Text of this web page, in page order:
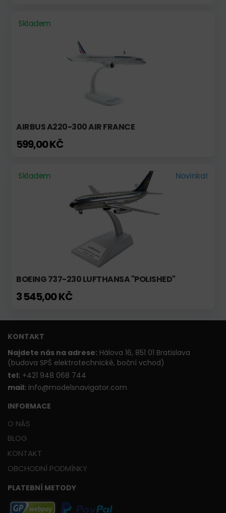
Skladem
AIRBUS A220-300 AIR FRANCE
599,00 KČ
Skladem Novinka!
BOEING 737-230 LUFTHANSA "POLISHED"
3 545,00 KČ
KONTAKT
Najdete nás na adrese: Hálova 16, 851 01 Bratislava
(budova SPŠ elektrotechnické, boční vchod)
tel: +421 948 068 744
mail: info@modelsnavigator.com
INFORMACE
O NÁS
BLOG
KONTAKT
OBCHODNÍ PODMÍNKY
PLATEBNÍ METODY